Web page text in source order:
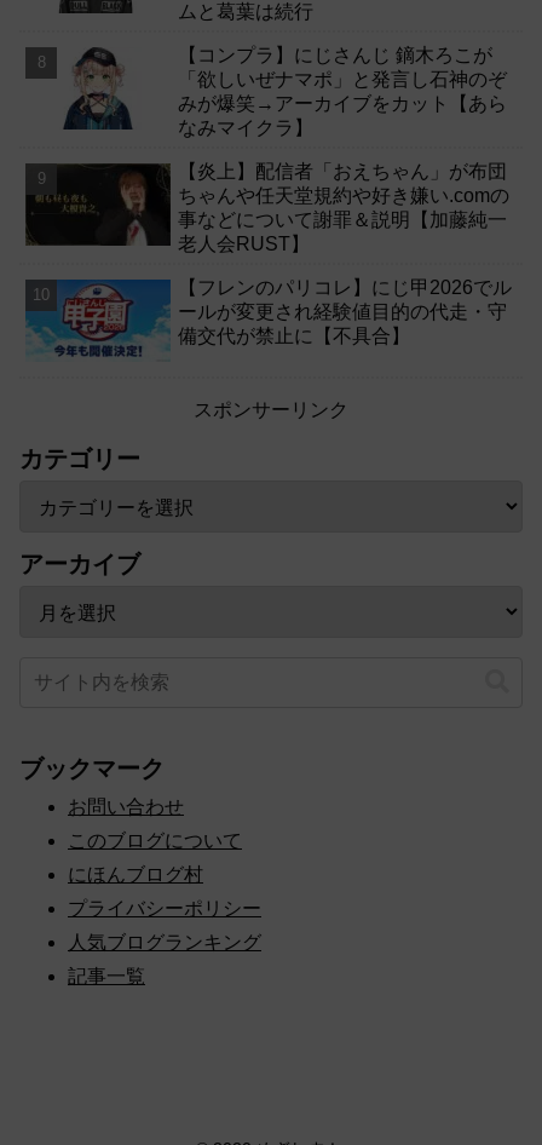
ムと葛葉は続行
【コンプラ】にじさんじ 鏑木ろこが
「欲しいぜナマポ」と発言し石神のぞ
みが爆笑→アーカイブをカット【あら
なみマイクラ】
【炎上】配信者「おえちゃん」が布団
ちゃんや任天堂規約や好き嫌い.comの
事などについて謝罪＆説明【加藤純一
老人会RUST】
【フレンのパリコレ】にじ甲2026でル
ールが変更され経験値目的の代走・守
備交代が禁止に【不具合】
スポンサーリンク
カテゴリー
アーカイブ
ブックマーク
お問い合わせ
このブログについて
にほんブログ村
プライバシーポリシー
人気ブログランキング
記事一覧